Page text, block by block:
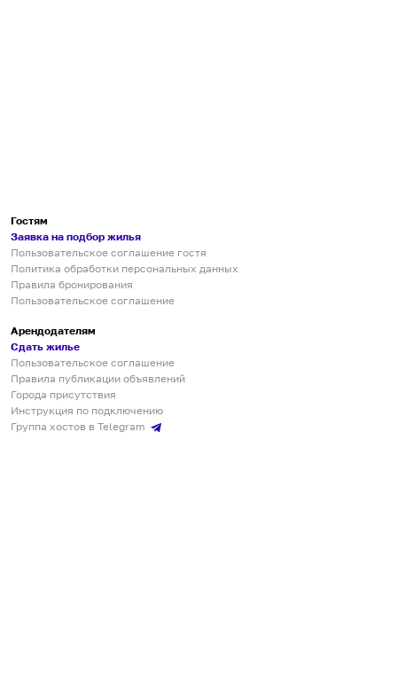
Гостям
Заявка на подбор жилья
Пользовательское соглашение гостя
Политика обработки персональных данных
Правила бронирования
Пользовательское соглашение
Арендодателям
Сдать жилье
Пользовательское соглашение
Правила публикации объявлений
Города присутствия
Инструкция по подключению
Группа хостов в Telegram